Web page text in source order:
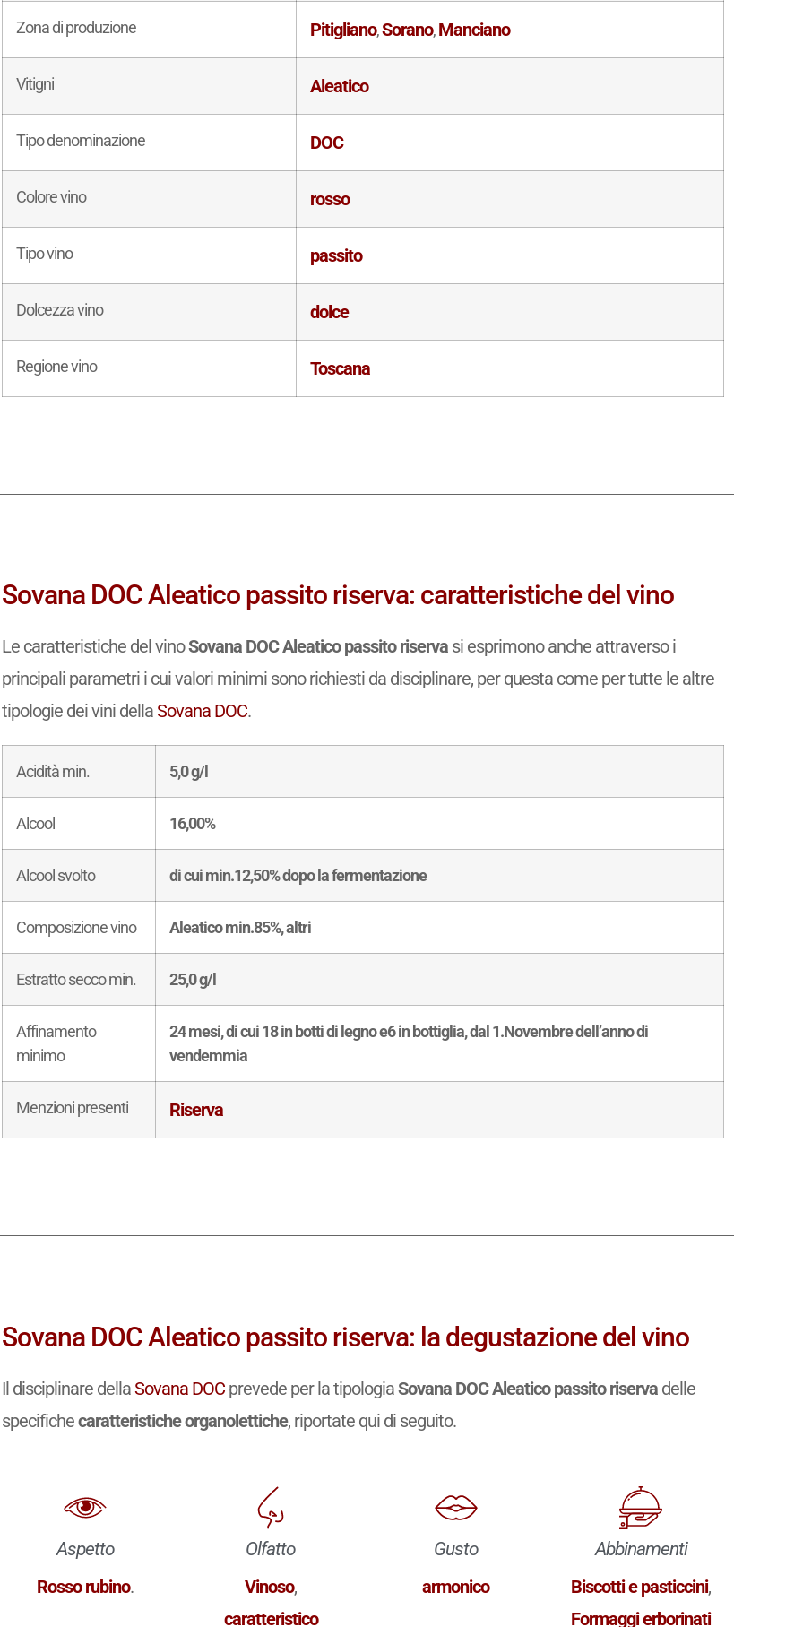
Zona di produzione Pitigliano,Sorano,Manciano
Vitigni Aleatico
Tipo denominazione DOC
Colore vino rosso
Tipo vino passito
Dolcezza vino dolce
Regione vino Toscana
Sovana DOC Aleatico passito riserva: caratteristiche del vino
Le caratteristiche del vinoSovana DOC Aleatico passito riserva si esprimono anche attraverso i
principali parametri i cui valori minimi sono richiesti da disciplinare, per questa come per tutte le altre
tipologie dei vini dellaSovana DOC.
Acidità min. 5,0 g/l
Alcool 16,00%
Alcool svolto di cui min.12,50% dopo la fermentazione
Composizione vino Aleatico min.85%, altri
Estratto secco min. 25,0 g/l
Affinamento
minimo
24 mesi, di cui 18 in botti di legno e6 in bottiglia, dal 1.Novembre dell’anno di
vendemmia
Menzioni presenti Riserva
Sovana DOC Aleatico passito riserva: la degustazione del vino
Il disciplinare dellaSovana DOC prevede per la tipologiaSovana DOC Aleatico passito riserva delle
specifichecaratteristiche organolettiche, riportate qui di seguito.
Aspetto
Rosso rubino.
Olfatto
Vinoso,
caratteristico
Gusto
armonico
Abbinamenti
Biscotti e pasticcini,
Formaggi erborinati